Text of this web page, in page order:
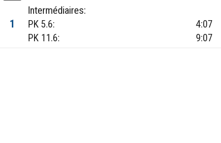
1
Intermédiaires:
PK 5.6:
4:07
PK 11.6:
9:07